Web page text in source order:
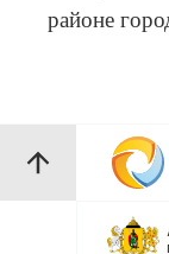
районе